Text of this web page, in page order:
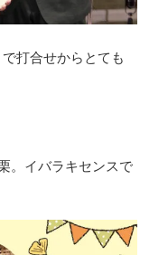
打合せからとても
。イバラキセンスで